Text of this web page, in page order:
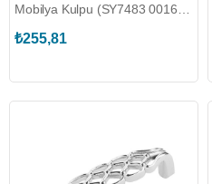
Mobilya Kulpu (SY7483 0016
₺255,81